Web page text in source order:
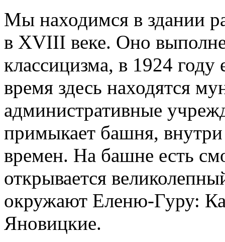
Мы находимся в здании
в XVIII веке. Оно
классицизма, в 1924
время здесь находятся
административные
примыкает башня,
времен. На башне есть
открывается
окружают Еленю-Гуру:
Яновицкие.